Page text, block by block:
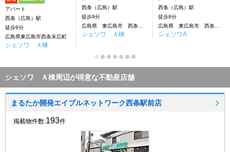
アパート
西条（広島）駅
徒歩9分
広島県東広島市西条末広町
シェソワ Ａ棟
西条（広島）駅
徒歩9分
シェソワ Ａ棟
西条（広島）駅
徒歩9分
シェソワA
シェソワ Ａ棟周辺が得意な不動産店舗
まるたか開発エイブルネットワーク西条駅前店
掲載物件数:193件